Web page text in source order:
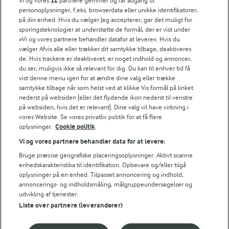
30 MIN
Italiensk inspireret
tomatsuppe
(54)
45 MIN
Auberginegratin
(15)
personoplysninger, f.eks. browserdata eller unikke identifikatorer,
på din enhed. Hvis du vælger Jeg accepterer, gør det muligt for
sporingsteknologier at understøtte de formål, der er vist under
»Vi og vores partnere behandler datafor at levere«. Hvis du
vælger Afvis alle eller trækker dit samtykke tilbage, deaktiveres
de. Hvis trackere er deaktiveret, er noget indhold og annoncer,
du ser, muligvis ikke så relevant for dig. Du kan til enhver tid få
vist denne menu igen for at ændre dine valg eller trække
samtykke tilbage når som helst ved at klikke Vis formål på linket
nederst på websiden [eller det flydende ikon nederst til venstre
på websiden, hvis det er relevant]. Dine valg vil have virkning i
vores Website. Se vores privatliv politik for at få flere
oplysninger. Cookie politik
Vi og vores partnere behandler data for at levere:
Bruge præcise geografiske placeringsoplysninger. Aktivt scanne
enhedskarakteristika til identifikation. Opbevare og/eller tilgå
oplysninger på en enhed. Tilpasset annoncering og indhold,
annoncerings- og indholdsmåling, målgruppeundersøgelser og
udvikling af tjenester.
Liste over partnere (leverandører)